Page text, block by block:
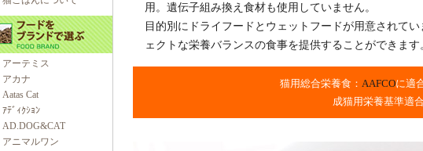
アーテミス
アカナ
Aatas Cat
ｱﾃﾞｨｸｼｮﾝ
AD.DOG&CAT
アニマルワン
用。遺伝子組み換え食材も使用していません。
目的別にドライフードとウェットフードが用意されて
ェクトな栄養バランスの食事を提供することができます
猫用総合栄養食： AAFCOに適
成猫用栄養基準適